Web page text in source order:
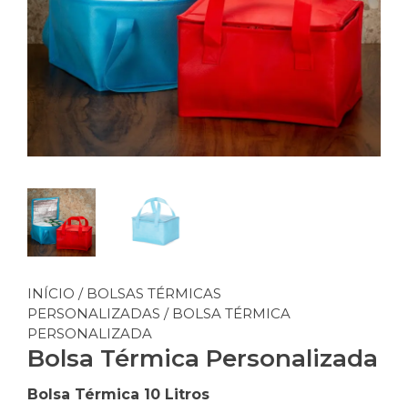
INÍCIO / BOLSAS TÉRMICAS
PERSONALIZADAS / BOLSA TÉRMICA
PERSONALIZADA
Bolsa Térmica Personalizada
Bolsa Térmica 10 Litros